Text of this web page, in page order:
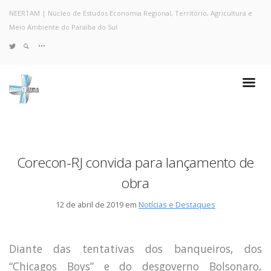
Resultados
Coleta no Estado do RJ
Grupo de Pesquisa
Pesquisadores
Economia da Poluição: Discussão
NEERTAM | Núcleo de Estudos Economia Regional, Território, Agricultura e
Meio Ambiente do Paraíba do Sul
Corecon-RJ convida para lançamento de
obra
12 de abril de 2019 em Notícias e Destaques
Diante das tentativas dos banqueiros, dos
“Chicagos Boys” e do desgoverno Bolsonaro,